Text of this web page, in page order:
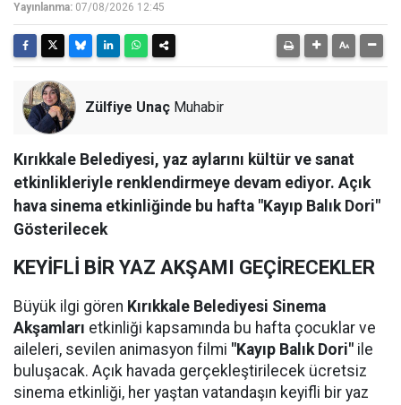
Yayınlanma: 07/08/2026 12:45
Zülfiye Unaç Muhabir
Kırıkkale Belediyesi, yaz aylarını kültür ve sanat
etkinlikleriyle renklendirmeye devam ediyor. Açık
hava sinema etkinliğinde bu hafta "Kayıp Balık Dori"
Gösterilecek
KEYİFLİ BİR YAZ AKŞAMI GEÇİRECEKLER
Büyük ilgi gören Kırıkkale Belediyesi Sinema
Akşamları etkinliği kapsamında bu hafta çocuklar ve
aileleri, sevilen animasyon filmi "Kayıp Balık Dori" ile
buluşacak. Açık havada gerçekleştirilecek ücretsiz
sinema etkinliği, her yaştan vatandaşın keyifli bir yaz